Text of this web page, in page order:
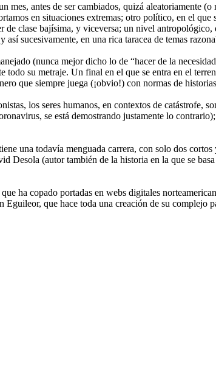
antes de ser cambiados, quizá aleatoriamente
en situaciones extremas; otro político, en el que
de clase bajísima, y viceversa; un nivel
sucesivamente, en una rica taracea de temas
(nunca mejor dicho lo de “hacer de la
su metraje. Un final en el que se entra en el
que siempre juega (¡obvio!) con normas de
los seres humanos, en contextos de catástrofe,
se está demostrando justamente lo
una todavía menguada carrera, con solo dos cortos
Desola (autor también de la historia en la que se
ha copado portadas en webs digitales
que hace toda una creación de su complejo